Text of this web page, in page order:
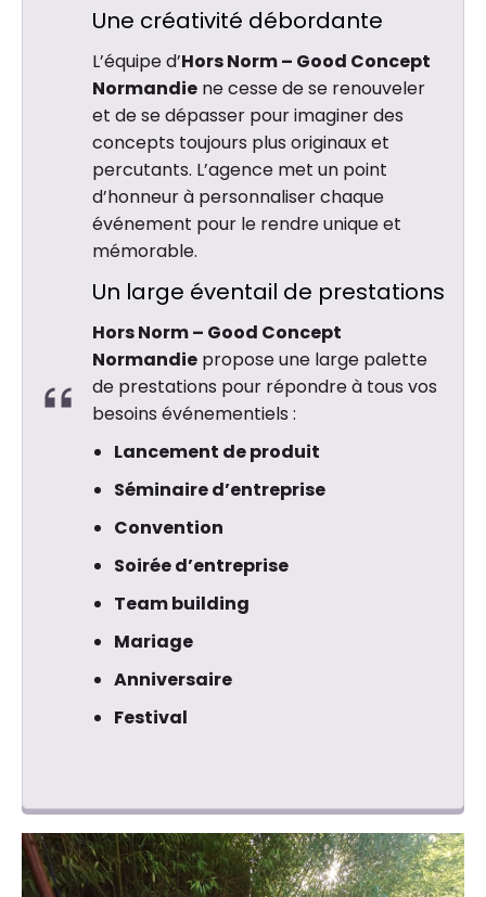
Une créativité débordante
L’équipe d’Hors Norm – Good Concept
Normandie ne cesse de se renouveler
et de se dépasser pour imaginer des
concepts toujours plus originaux et
percutants. L’agence met un point
d’honneur à personnaliser chaque
événement pour le rendre unique et
mémorable.
Un large éventail de prestations
Hors Norm – Good Concept
Normandie propose une large palette
de prestations pour répondre à tous vos
besoins événementiels :
Lancement de produit
Séminaire d’entreprise
Convention
Soirée d’entreprise
Team building
Mariage
Anniversaire
Festival